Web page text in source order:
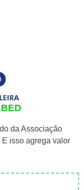
da Associação
isso agrega valor